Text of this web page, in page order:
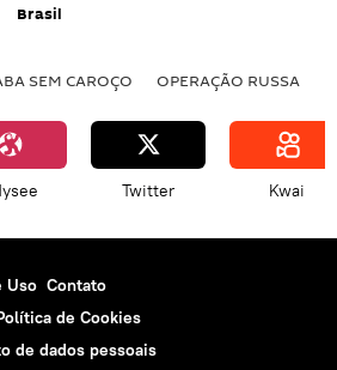
Brasil
SEM CAROÇO OPERAÇÃO RUSSA
Twitter Kwai
Uso Contato
de Cookies
de dados pessoais